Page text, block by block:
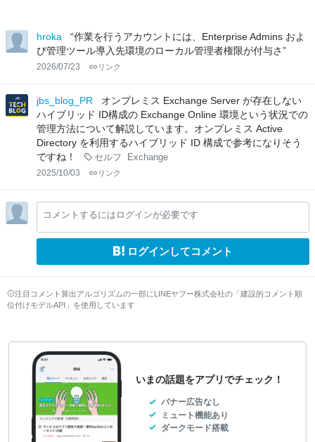
hroka
“作業を行うアカウントには、Enterprise Admins およ
び管理ツール導入先環境のローカル管理者権限が付与さ”
2026/07/23 リンク
jbs_blog_PR
オンプレミス Exchange Server が存在しない
ハイブリッド ID構成の Exchange Online 環境という状況での
管理方法について解説しています。オンプレミス Active
Directory を利用するハイブリッド ID 構成で参考になりそう
ですね！
セルフ Exchange
2025/10/03 リンク
コメントするにはログインが必要です
ログインしてコメント
注目コメント算出アルゴリズムの一部にLINEヤフー株式会社の「建設的コメント順
位付けモデルAPI」を使用しています
いまの話題をアプリでチェック！
バナー広告なし
ミュート機能あり
ダークモード搭載